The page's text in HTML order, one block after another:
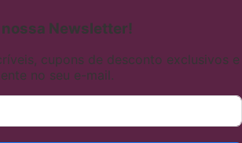
Newsletter!
cupons de desconto exclusivos e
no seu e-mail.